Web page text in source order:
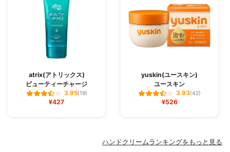
atrix(アトリックス)
ビューティーチャージ
3.95(19)
¥427
yuskin(ユースキン)
ユースキン
3.93(42)
¥526
ハンドクリームランキングをもっと見る